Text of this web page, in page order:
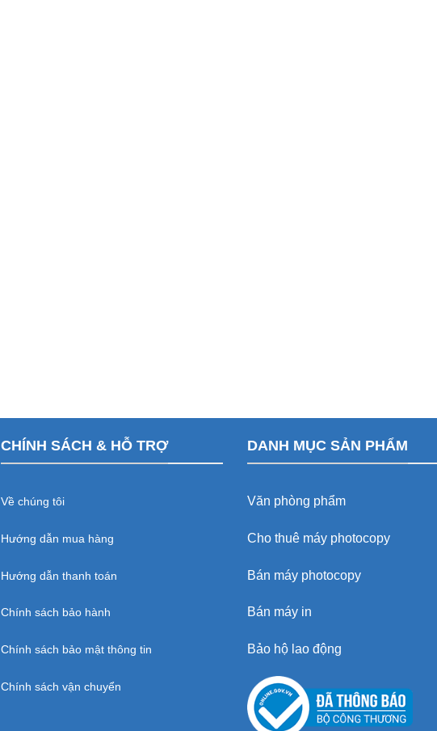
CHÍNH SÁCH & HỖ TRỢ
Về chúng tôi
Hướng dẫn mua hàng
Hướng dẫn thanh toán
Chính sách bảo hành
Chính sách bảo mật thông tin
Chính sách vận chuyển
DANH MỤC SẢN PHẨM
Văn phòng phẩm
Cho thuê máy photocopy
Bán máy photocopy
Bán máy in
Bảo hộ lao động